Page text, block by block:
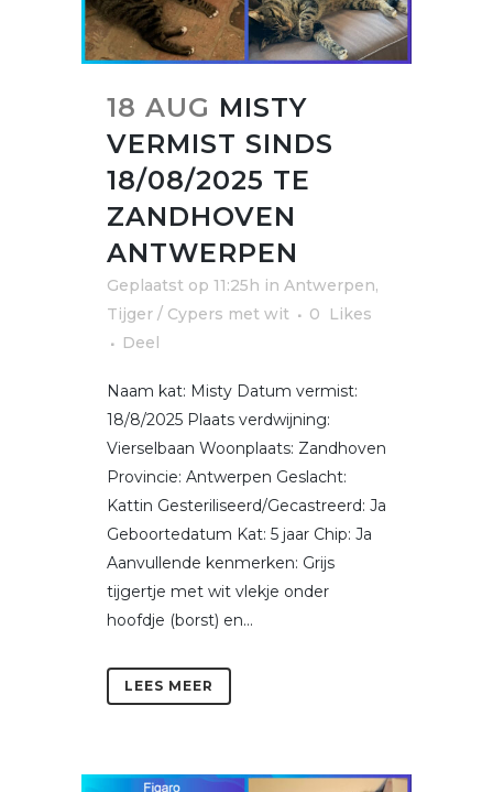
18 AUG MISTY
VERMIST SINDS
18/08/2025 TE
ZANDHOVEN
ANTWERPEN
Geplaatst op 11:25h in Antwerpen,
Tijger / Cypers met wit
0
Likes
Deel
Naam kat: Misty Datum vermist:
18/8/2025 Plaats verdwijning:
Vierselbaan Woonplaats: Zandhoven
Provincie: Antwerpen Geslacht:
Kattin Gesteriliseerd/Gecastreerd: Ja
Geboortedatum Kat: 5 jaar Chip: Ja
Aanvullende kenmerken: Grijs
tijgertje met wit vlekje onder
hoofdje (borst) en...
LEES MEER